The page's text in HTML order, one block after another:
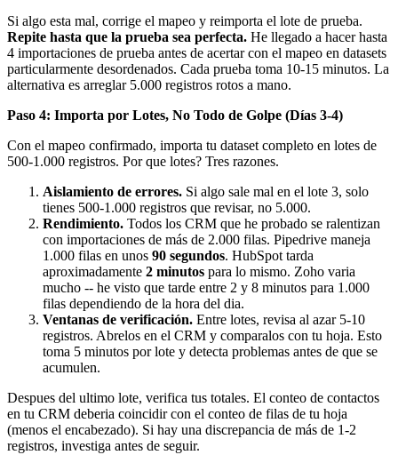
Si algo esta mal, corrige el mapeo y reimporta el lote de prueba.
Repite hasta que la prueba sea perfecta. He llegado a hacer hasta
4 importaciones de prueba antes de acertar con el mapeo en datasets
particularmente desordenados. Cada prueba toma 10-15 minutos. La
alternativa es arreglar 5.000 registros rotos a mano.
Paso 4: Importa por Lotes, No Todo de Golpe (Días 3-4)
Con el mapeo confirmado, importa tu dataset completo en lotes de
500-1.000 registros. Por que lotes? Tres razones.
Aislamiento de errores. Si algo sale mal en el lote 3, solo
tienes 500-1.000 registros que revisar, no 5.000.
Rendimiento. Todos los CRM que he probado se ralentizan
con importaciones de más de 2.000 filas. Pipedrive maneja
1.000 filas en unos 90 segundos. HubSpot tarda
aproximadamente 2 minutos para lo mismo. Zoho varia
mucho -- he visto que tarde entre 2 y 8 minutos para 1.000
filas dependiendo de la hora del dia.
Ventanas de verificación. Entre lotes, revisa al azar 5-10
registros. Abrelos en el CRM y comparalos con tu hoja. Esto
toma 5 minutos por lote y detecta problemas antes de que se
acumulen.
Despues del ultimo lote, verifica tus totales. El conteo de contactos
en tu CRM deberia coincidir con el conteo de filas de tu hoja
(menos el encabezado). Si hay una discrepancia de más de 1-2
registros, investiga antes de seguir.